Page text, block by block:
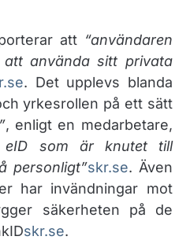
att “användaren
använda sitt privata
. Det upplevs blanda
yrkesrollen på ett sätt
, enligt en medarbetare,
eID som är knutet till
personligt”skr.se. Även
har invändningar mot
säkerheten på de
skr.se.